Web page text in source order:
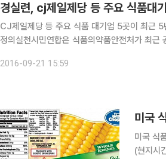
경실련, cj제일제당 등 주요 식품
CJ제일제당 등 주요 식품 대기업 5곳이 최근 5
정의실천시민연합은 식품의약품안전처가 최근 공개
2016-09-21 15:59
미국
미국 식
(현지시간) 미